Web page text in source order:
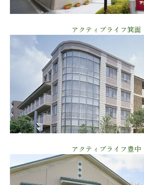
アクティブライフ箕面
アクティブライフ豊中